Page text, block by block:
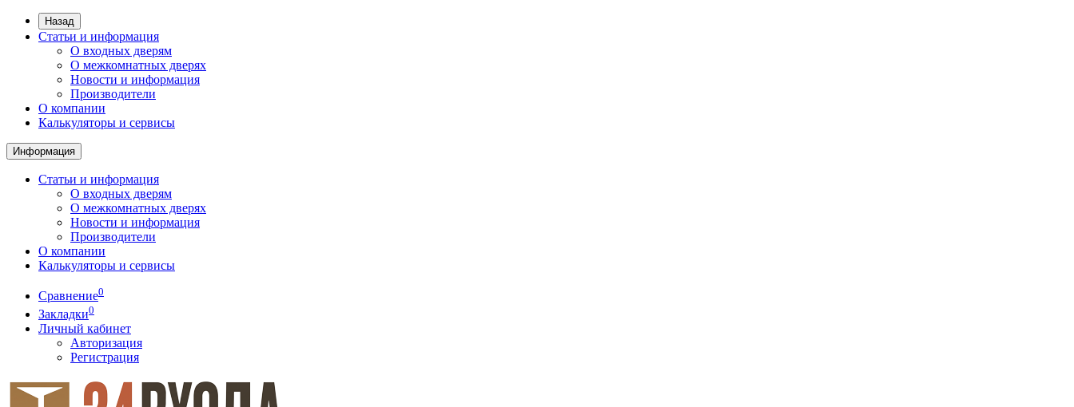
Назад
Статьи и информация
О входных дверям
О межкомнатных дверях
Новости и информация
Производители
О компании
Калькуляторы и сервисы
Информация
Статьи и информация
О входных дверям
О межкомнатных дверях
Новости и информация
Производители
О компании
Калькуляторы и сервисы
Сравнение0
Закладки0
Личный кабинет
Авторизация
Регистрация